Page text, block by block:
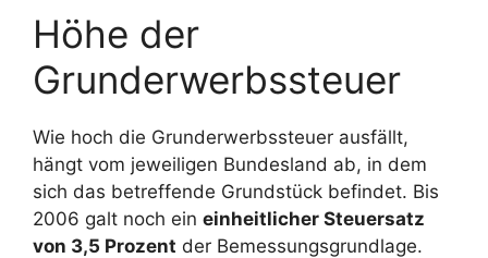
Höhe der
Grunderwerbssteuer
Wie hoch die Grunderwerbssteuer ausfällt,
hängt vom jeweiligen Bundesland ab, in dem
sich das betreffende Grundstück befindet. Bis
2006 galt noch ein einheitlicher Steuersatz
von 3,5 Prozent der Bemessungsgrundlage.